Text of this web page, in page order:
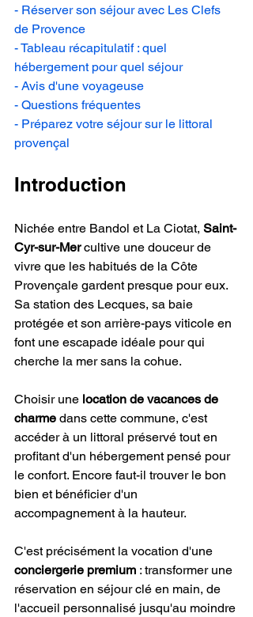
- Réserver son séjour avec Les Clefs
de Provence
- Tableau récapitulatif : quel
hébergement pour quel séjour
- Avis d'une voyageuse
- Questions fréquentes
- Préparez votre séjour sur le littoral
provençal
Introduction
Nichée entre Bandol et La Ciotat, Saint-
Cyr-sur-Mer cultive une douceur de
vivre que les habitués de la Côte
Provençale gardent presque pour eux.
Sa station des Lecques, sa baie
protégée et son arrière-pays viticole en
font une escapade idéale pour qui
cherche la mer sans la cohue.
Choisir une location de vacances de
charme dans cette commune, c'est
accéder à un littoral préservé tout en
profitant d'un hébergement pensé pour
le confort. Encore faut-il trouver le bon
bien et bénéficier d'un
accompagnement à la hauteur.
C'est précisément la vocation d'une
conciergerie premium : transformer une
réservation en séjour clé en main, de
l'accueil personnalisé jusqu'au moindre